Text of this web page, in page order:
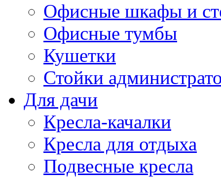
Офисные шкафы и
Офисные тумбы
Кушетки
Стойки
Для дачи
Кресла-качалки
Кресла для отдыха
Подвесные кресла